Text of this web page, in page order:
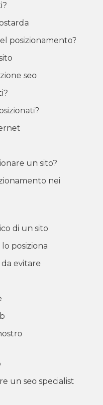
posizionamento?
seo
un sito?
nei
di un sito
posiziona
evitare
un seo specialist